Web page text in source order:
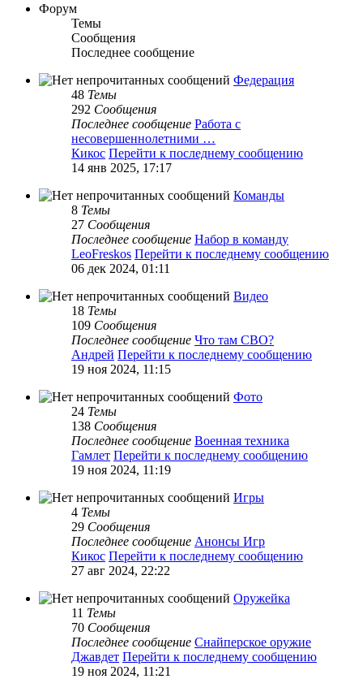
Форум
Темы
Сообщения
Последнее сообщение
Федерация
48 Темы
292 Сообщения
Последнее сообщение Работа с
несовершеннолетними …
Кикос Перейти к последнему сообщению
14 янв 2025, 17:17
Команды
8 Темы
27 Сообщения
Последнее сообщение Набор в команду
LeoFreskos Перейти к последнему сообщению
06 дек 2024, 01:11
Видео
18 Темы
109 Сообщения
Последнее сообщение Что там СВО?
Андрей Перейти к последнему сообщению
19 ноя 2024, 11:15
Фото
24 Темы
138 Сообщения
Последнее сообщение Военная техника
Гамлет Перейти к последнему сообщению
19 ноя 2024, 11:19
Игры
4 Темы
29 Сообщения
Последнее сообщение Анонсы Игр
Кикос Перейти к последнему сообщению
27 авг 2024, 22:22
Оружейка
11 Темы
70 Сообщения
Последнее сообщение Снайперское оружие
Джавдет Перейти к последнему сообщению
19 ноя 2024, 11:21